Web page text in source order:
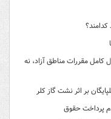
کامل مقررات مناطق آزاد، نه
پرداخت حقوق